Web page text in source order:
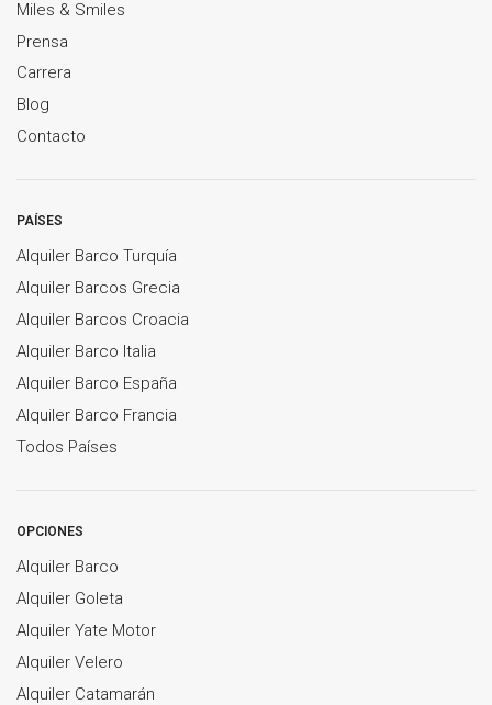
Miles & Smiles
Prensa
Carrera
Blog
Contacto
PAÍSES
Alquiler Barco Turquía
Alquiler Barcos Grecia
Alquiler Barcos Croacia
Alquiler Barco Italia
Alquiler Barco España
Alquiler Barco Francia
Todos Países
OPCIONES
Alquiler Barco
Alquiler Goleta
Alquiler Yate Motor
Alquiler Velero
Alquiler Catamarán